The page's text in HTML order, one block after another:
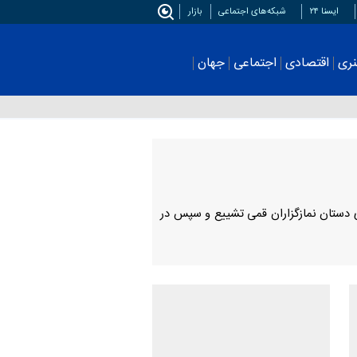
ایسنا ۲۴ شبکه‌های اجتماعی بازار
اجتماعی جهان ورزشی استان‌ها عکس
بر روی دستان نمازگزاران قمی تشییع و سپس در